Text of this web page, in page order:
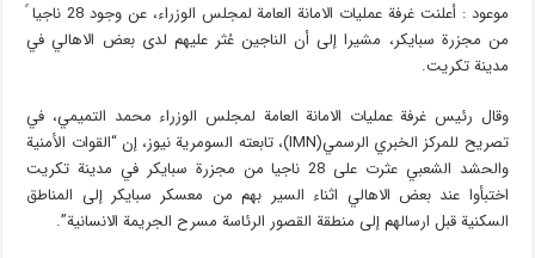
موعود : أعلنت غرفة عمليات الامانة العامة لمجلس الوزراء، عن وجود 28 ناجيا ً
من مجزرة سبايكر، مشيرا إلى أن الناجين عُثر عليهم لدى بعض الاهالي في
مدينة تكريت.
وقال رئيس غرفة عمليات الامانة العامة لمجلس الوزراء محمد التميمي، في
تصريح للمركز الخبري الرسمي(IMN)، تابعته السومرية نيوز، إن “القوات الأمنية
والحشد الشعبي عثرت على 28 ناجيا من مجزرة سبايكر في مدينة تكريت
اختبأوا عند بعض الاهالي اثناء السير بهم من معسكر سبايكر إلى المناطق
السكنية قبل ارسالهم إلى منطقة القصور الرئاسة مسرح الجريمة الانسانية”.